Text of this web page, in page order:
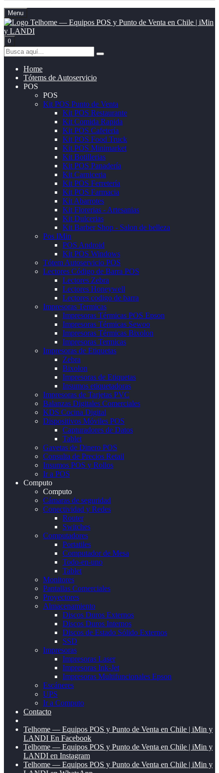
Menu
0
Home
Tótems de Autoservicio
POS
POS
Kit POS Punto de Venta
Kit POS Restaurante
Kit Comida Rapida
Kit POS Cafetería
Kit POS Food Truck
Kit POS Minimarket
Kit Botillerias
Kit POS Panadería
Kit Carniceria
Kit POS Ferretería
Kit POS Farmacia
Kit Abarrotes
Kit Florerias - Artesanias
Kit Dulcerias
Kit Barber Shop - Salon de belleza
Pos IMin
POS Android
Kit POS Windows
Tótem Autoservicio POS
Lectores Código de Barra POS
Lectores Zebra
Lectores Honeywell
Lectores codigo de barra
Impresoras Termicas
Impresoras Térmicas POS Epson
Impresoras Térmicas Sewoo
Impresoras Térmicas Bixolon
Impresoras Termicas
Impresoras de Etiquetas
Zebra
Bixolon
Impresoras de Etiquetas
Insumos etiquetadoras
Impresoras de Tarjetas PVC
Balanzas Digitales Comerciales
KDS Cocina Digital
Dispositivos Móviles POS
Capturadores de Datos
Tablet
Gavetas de Dinero POS
Consulta de Precios Retail
Insumos POS y Rollos
Ir a POS
Computo
Computo
Cámaras de seguridad
Conectividad y Redes
Router
Switches
Computadores
Portatiles
Computador de Mesa
Todo-en-uno
Tablet
Monitores
Pantallas Comerciales
Proyectores
Almacenamiento
Discos Duros Externos
Discos Duros Internos
Discos de Estado Sólido Externos
SSD
Impresoras
Impresoras Laser
Impresoras Ink-Jet
Impresoras Multifuncionales Epson
Escáneres
UPS
Ir a Computo
Contacto
Telhome — Equipos POS y Punto de Venta en Chile | iMin y
LANDI En Facebook
Telhome — Equipos POS y Punto de Venta en Chile | iMin y
LANDI en Instagram
Telhome — Equipos POS y Punto de Venta en Chile | iMin y